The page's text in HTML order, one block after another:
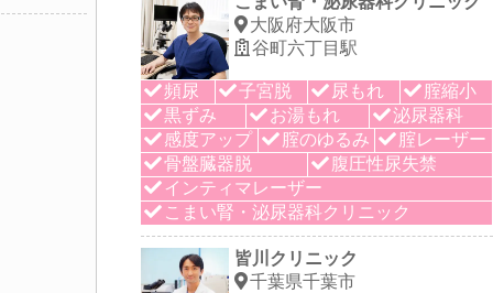
大阪府大阪市
谷町六丁目駅
頻尿 子宮脱 尿もれ
腟縮小
黒ずみ
お湯もれ
泌尿器科
感度アップ
腟のゆるみ
腟レーザー
骨盤臓器脱
腹圧性尿失禁
インティマレーザー
こまい腎・泌尿器科クリニック
皆川クリニック
千葉県千葉市